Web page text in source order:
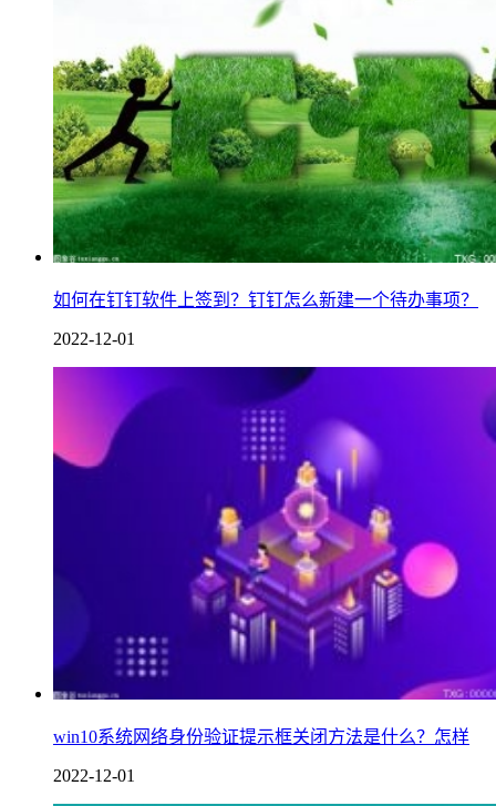
如何在钉钉软件上签到？钉钉怎么新建一个待办事项？
2022-12-01
win10系统网络身份验证提示框关闭方法是什么？怎样
2022-12-01